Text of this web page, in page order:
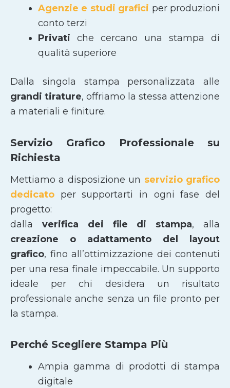
Agenzie e studi grafici per produzioni
conto terzi
Privati che cercano una stampa di
qualità superiore
Dalla singola stampa personalizzata alle
grandi tirature, offriamo la stessa attenzione
a materiali e finiture.
Servizio Grafico Professionale su
Richiesta
Mettiamo a disposizione un servizio grafico
dedicato per supportarti in ogni fase del
progetto:
dalla verifica dei file di stampa, alla
creazione o adattamento del layout
grafico, fino all’ottimizzazione dei contenuti
per una resa finale impeccabile. Un supporto
ideale per chi desidera un risultato
professionale anche senza un file pronto per
la stampa.
Perché Scegliere Stampa Più
Ampia gamma di prodotti di stampa
digitale